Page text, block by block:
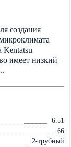
создания
Kentatsu
имеет низкий
6.51
66
2-трубный